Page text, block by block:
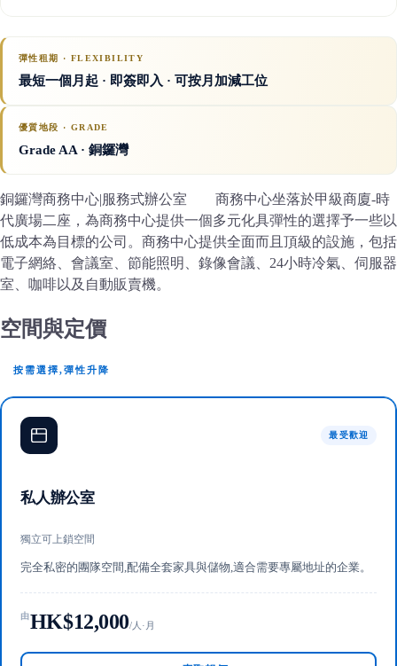
彈性租期 · FLEXIBILITY
最短一個月起 · 即簽即入 · 可按月加減工位
優質地段 · GRADE
Grade AA· 銅鑼灣
銅鑼灣商務中心|服務式辦公室 商務中心坐落於甲級商廈-時
代廣場二座，為商務中心提供一個多元化具彈性的選擇予一些以
低成本為目標的公司。商務中心提供全面而且頂級的設施，包括
電子網絡、會議室、節能照明、錄像會議、24小時冷氣、伺服器
室、咖啡以及自動販賣機。
空間與定價
按需選擇,彈性升降
最受歡迎
私人辦公室
獨立可上鎖空間
完全私密的團隊空間,配備全套家具與儲物,適合需要專屬地址的企業。
由HK$12,000/人·月